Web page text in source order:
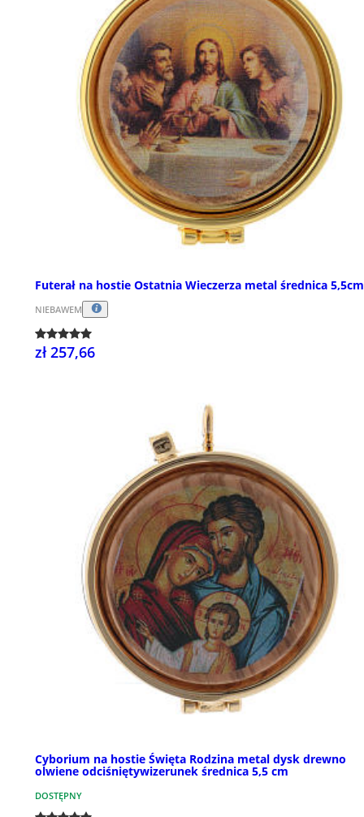
Futerał na hostie Ostatnia Wieczerza metal średnica 5,5cm
NIEBAWEM
zł 257,66
Cyborium na hostie Święta Rodzina metal dysk drewno
olwiene odciśniętywizerunek średnica 5,5 cm
DOSTĘPNY